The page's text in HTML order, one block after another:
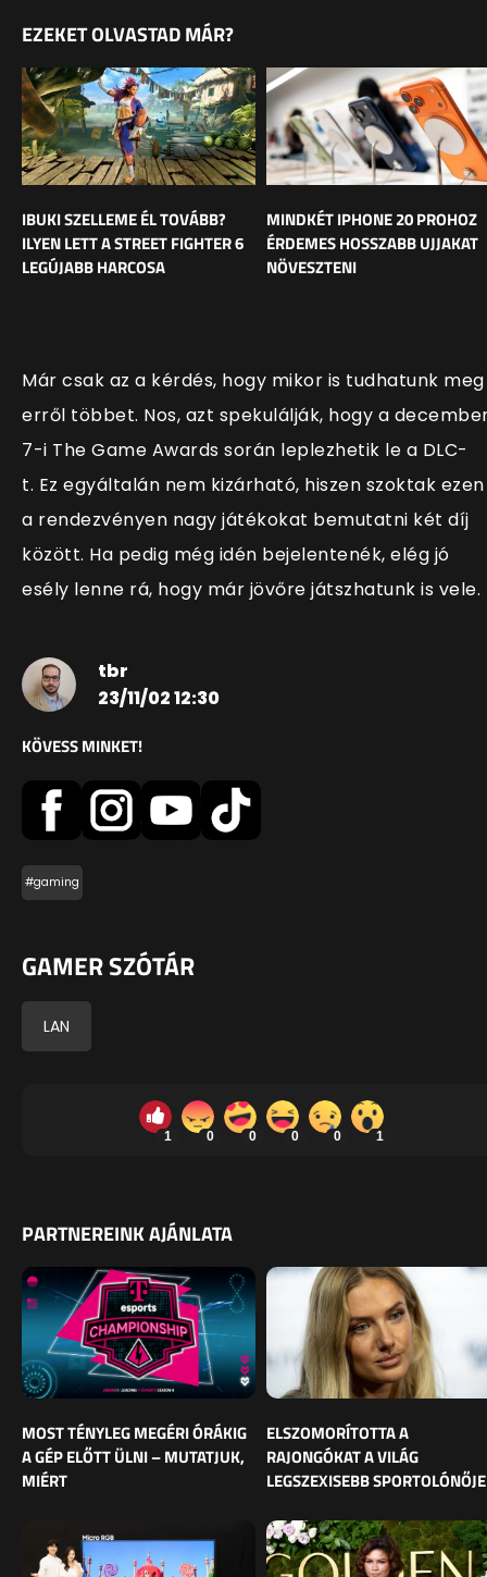
EZEKET OLVASTAD MÁR?
IBUKI SZELLEME ÉL TOVÁBB?
ILYEN LETT A STREET FIGHTER 6
LEGÚJABB HARCOSA
MINDKÉT IPHONE 20 PROHOZ
ÉRDEMES HOSSZABB UJJAKAT
NÖVESZTENI
Már csak az a kérdés, hogy mikor is tudhatunk meg
erről többet. Nos, azt spekulálják, hogy a
7-i The Game Awards során leplezhetik le a DLC-
t. Ez egyáltalán nem kizárható, hiszen szoktak ezen
a rendezvényen nagy játékokat bemutatni két díj
között. Ha pedig még idén bejelentenék, elég jó
esély lenne rá, hogy már jövőre játszhatunk is vele.
tbr
23/11/02 12:30
KÖVESS MINKET!
#gaming
GAMER SZÓTÁR
LAN
1 0 0 0 0 1
PARTNEREINK AJÁNLATA
MOST TÉNYLEG MEGÉRI ÓRÁKIG
A GÉP ELŐTT ÜLNI – MUTATJUK,
MIÉRT
ELSZOMORÍTOTTA A
RAJONGÓKAT A VILÁG
LEGSZEXISEBB SPORTOLÓNŐJE